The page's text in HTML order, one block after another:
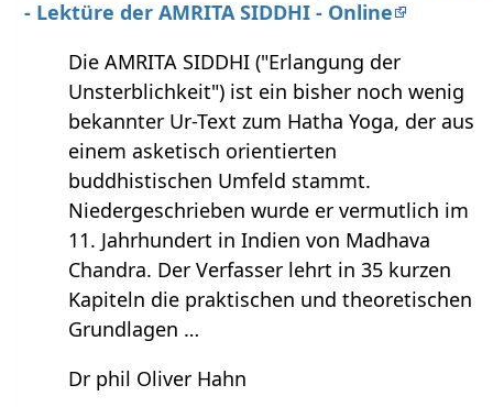
- Lektüre der AMRITA SIDDHI - Online
Die AMRITA SIDDHI ("Erlangung der
Unsterblichkeit") ist ein bisher noch wenig
bekannter Ur-Text zum Hatha Yoga, der aus
einem asketisch orientierten
buddhistischen Umfeld stammt.
Niedergeschrieben wurde er vermutlich im
11. Jahrhundert in Indien von Madhava
Chandra. Der Verfasser lehrt in 35 kurzen
Kapiteln die praktischen und theoretischen
Grundlagen …
Dr phil Oliver Hahn